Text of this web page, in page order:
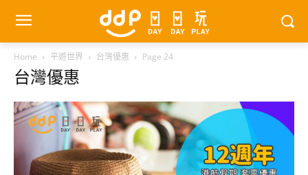
Home 平遊世界 台灣優惠 Page 24
台灣優惠